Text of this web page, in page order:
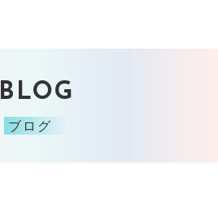
BLOG
ブログ